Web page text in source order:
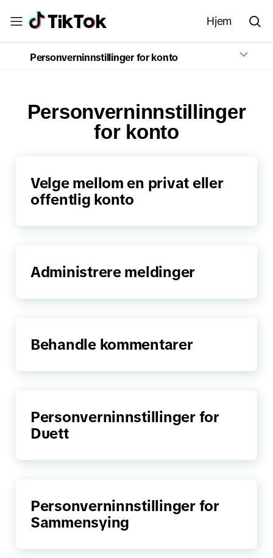
Hjem
Personverninnstillinger for konto
Personverninnstillinger
for konto
Velge mellom en privat eller
offentlig konto
Administrere meldinger
Behandle kommentarer
Personverninnstillinger for
Duett
Personverninnstillinger for
Sammensying